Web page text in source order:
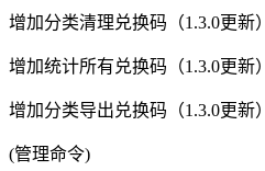
增加分类清理兑换码（1.3.0更新）
增加统计所有兑换码（1.3.0更新）
增加分类导出兑换码（1.3.0更新）
(管理命令)